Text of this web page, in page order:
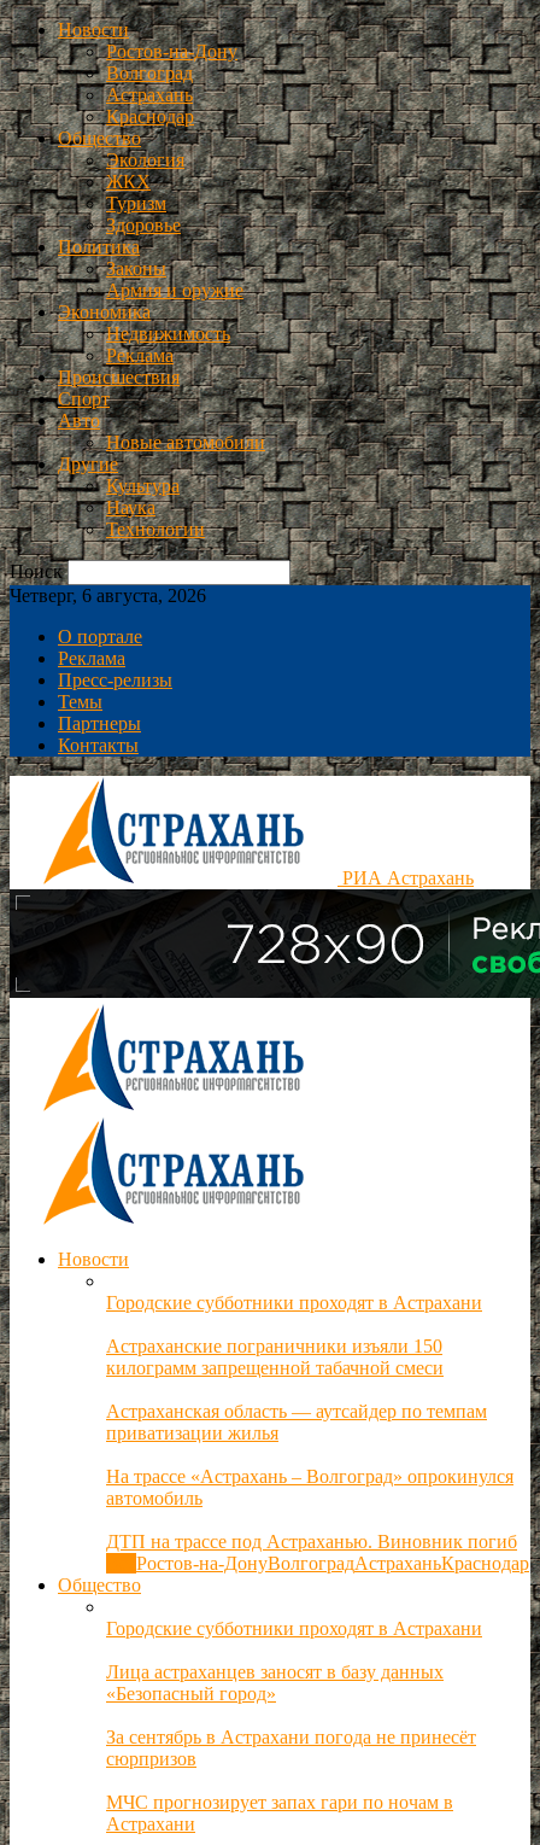
Новости
Ростов-на-Дону
Волгоград
Астрахань
Краснодар
Общество
Экология
ЖКХ
Туризм
Здоровье
Политика
Законы
Армия и оружие
Экономика
Недвижимость
Реклама
Происшествия
Спорт
Авто
Новые автомобили
Другие
Культура
Наука
Технологии
Поиск
Четверг, 6 августа, 2026
О портале
Реклама
Пресс-релизы
Темы
Партнеры
Контакты
РИА Астрахань
Новости
Городские субботники проходят в Астрахани
Астраханские пограничники изъяли 150
килограмм запрещенной табачной смеси
Астраханская область — аутсайдер по темпам
приватизации жилья
На трассе «Астрахань – Волгоград» опрокинулся
автомобиль
ДТП на трассе под Астраханью. Виновник погиб
Ростов-на-ДонуВолгоградАстраханьКраснодар
Общество
Городские субботники проходят в Астрахани
Лица астраханцев заносят в базу данных
«Безопасный город»
За сентябрь в Астрахани погода не принесёт
сюрпризов
МЧС прогнозирует запах гари по ночам в
Астрахани